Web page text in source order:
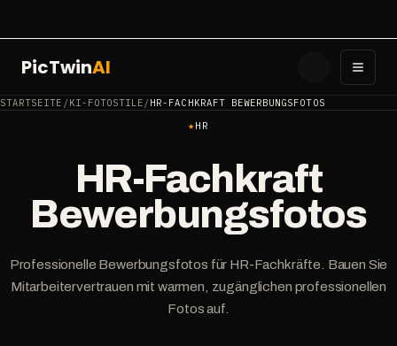
PicTwinAI
STARTSEITE /KI-FOTOSTILE /HR-FACHKRAFT BEWERBUNGSFOTOS
★HR
HR-Fachkraft
Bewerbungsfotos
Professionelle Bewerbungsfotos für HR-Fachkräfte. Bauen Sie
Mitarbeitervertrauen mit warmen, zugänglichen professionellen
Fotos auf.